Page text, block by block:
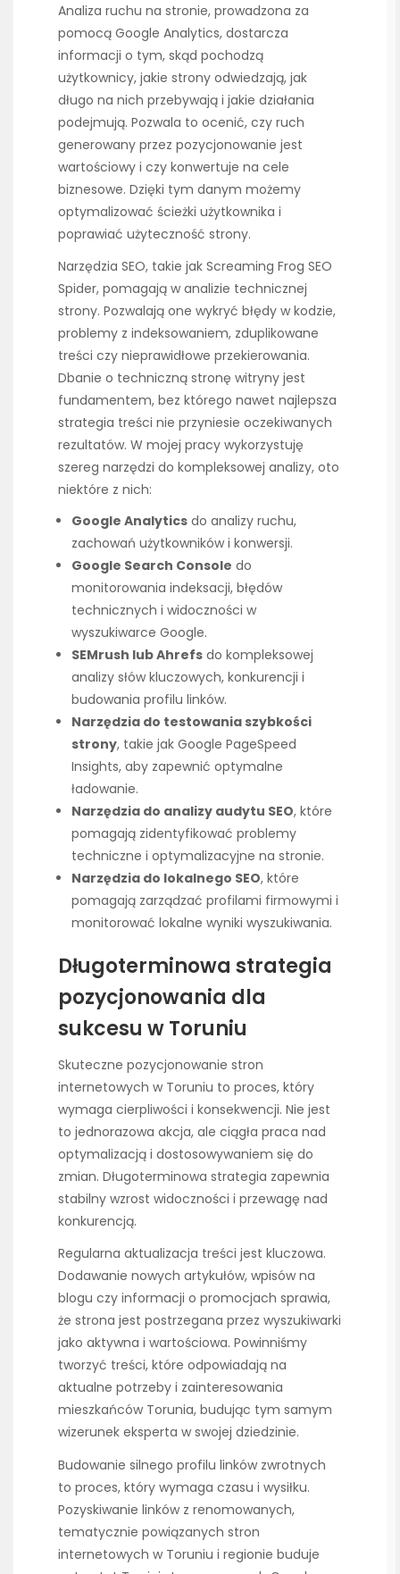
Analiza ruchu na stronie, prowadzona za
pomocą Google Analytics, dostarcza
informacji o tym, skąd pochodzą
użytkownicy, jakie strony odwiedzają, jak
długo na nich przebywają i jakie działania
podejmują. Pozwala to ocenić, czy ruch
generowany przez pozycjonowanie jest
wartościowy i czy konwertuje na cele
biznesowe. Dzięki tym danym możemy
optymalizować ścieżki użytkownika i
poprawiać użyteczność strony.
Narzędzia SEO, takie jak Screaming Frog SEO
Spider, pomagają w analizie technicznej
strony. Pozwalają one wykryć błędy w kodzie,
problemy z indeksowaniem, zduplikowane
treści czy nieprawidłowe przekierowania.
Dbanie o techniczną stronę witryny jest
fundamentem, bez którego nawet najlepsza
strategia treści nie przyniesie oczekiwanych
rezultatów. W mojej pracy wykorzystuję
szereg narzędzi do kompleksowej analizy, oto
niektóre z nich:
Google Analytics do analizy ruchu,
zachowań użytkowników i konwersji.
Google Search Console do
monitorowania indeksacji, błędów
technicznych i widoczności w
wyszukiwarce Google.
SEMrush lub Ahrefs do kompleksowej
analizy słów kluczowych, konkurencji i
budowania profilu linków.
Narzędzia do testowania szybkości
strony, takie jak Google PageSpeed
Insights, aby zapewnić optymalne
ładowanie.
Narzędzia do analizy audytu SEO, które
pomagają zidentyfikować problemy
techniczne i optymalizacyjne na stronie.
Narzędzia do lokalnego SEO, które
pomagają zarządzać profilami firmowymi i
monitorować lokalne wyniki wyszukiwania.
Długoterminowa strategia
pozycjonowania dla
sukcesu w Toruniu
Skuteczne pozycjonowanie stron
internetowych w Toruniu to proces, który
wymaga cierpliwości i konsekwencji. Nie jest
to jednorazowa akcja, ale ciągła praca nad
optymalizacją i dostosowywaniem się do
zmian. Długoterminowa strategia zapewnia
stabilny wzrost widoczności i przewagę nad
konkurencją.
Regularna aktualizacja treści jest kluczowa.
Dodawanie nowych artykułów, wpisów na
blogu czy informacji o promocjach sprawia,
że strona jest postrzegana przez wyszukiwarki
jako aktywna i wartościowa. Powinniśmy
tworzyć treści, które odpowiadają na
aktualne potrzeby i zainteresowania
mieszkańców Torunia, budując tym samym
wizerunek eksperta w swojej dziedzinie.
Budowanie silnego profilu linków zwrotnych
to proces, który wymaga czasu i wysiłku.
Pozyskiwanie linków z renomowanych,
tematycznie powiązanych stron
internetowych w Toruniu i regionie buduje